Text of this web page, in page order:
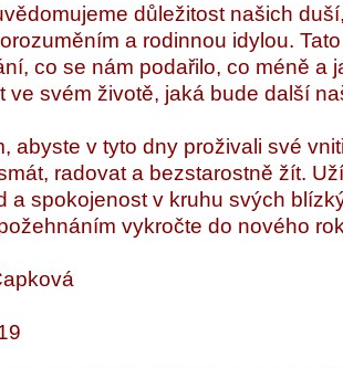
důležitost našich
a rodinnou idylou.
co se nám podařilo, co méně a
ve svém životě, jaká bude další
abyste v tyto dny proživali své
radovat a bezstarostně žít.
a spokojenost v kruhu svých
vykročte do nového